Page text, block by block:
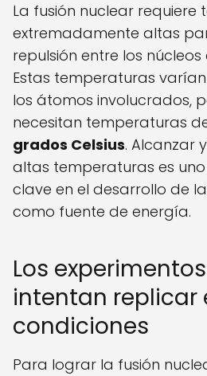
La fusión nuclear requiere
extremadamente altas
repulsión entre los
Estas temperaturas
los átomos involucrados,
necesitan temperaturas
grados Celsius. Alcanzar
altas temperaturas es
clave en el desarrollo de
como fuente de energía.
Los
intentan replicar
condiciones
Para lograr la fusión